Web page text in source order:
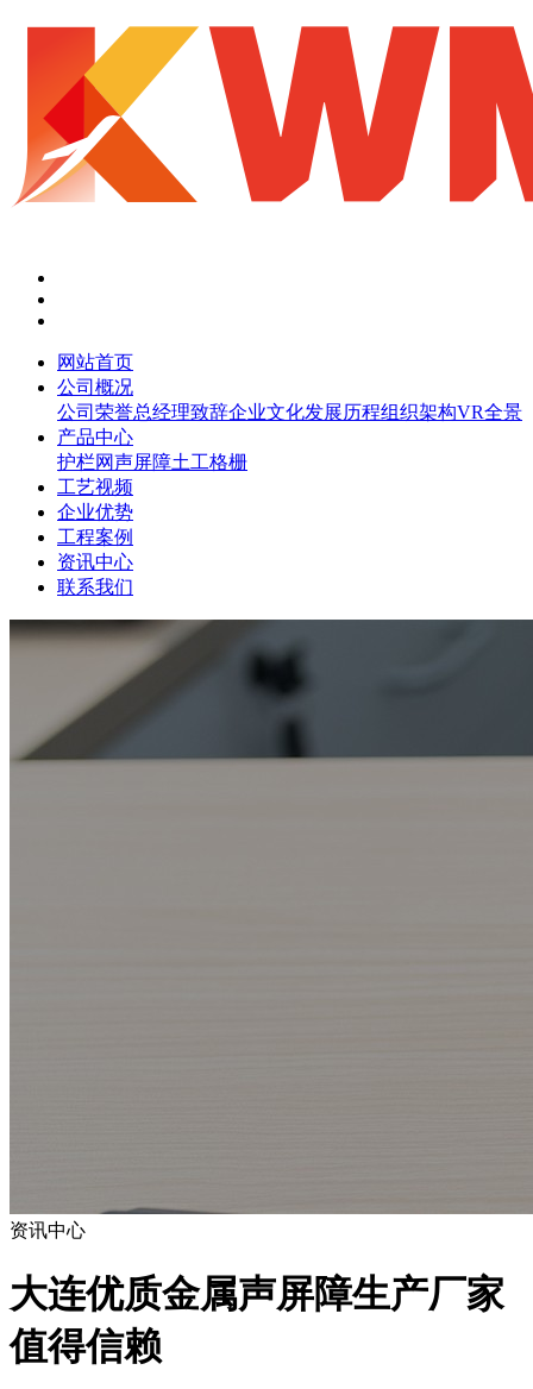
网站首页
公司概况
公司荣誉总经理致辞企业文化发展历程组织架构VR全景
产品中心
护栏网声屏障土工格栅
工艺视频
企业优势
工程案例
资讯中心
联系我们
资讯中心
大连优质金属声屏障生产厂家
值得信赖